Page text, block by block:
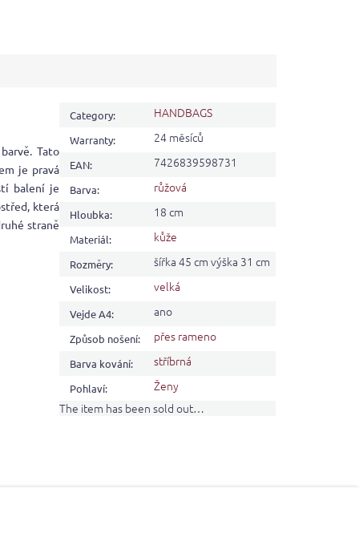
Tato
je pravá
balení je
která
straně
Category: HANDBAGS
Warranty: 24 měsíců
EAN: 7426839598731
Barva: růžová
Hloubka: 18 cm
Materiál: kůže
Rozměry: šířka 45 cm výška 31 cm
Velikost: velká
Vejde A4: ano
Způsob nošení: přes rameno
Barva kování: stříbrná
Pohlaví:
Ženy
The item has been sold out…